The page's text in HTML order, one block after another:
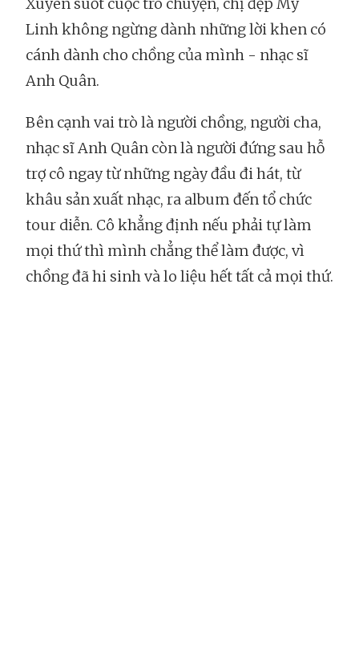
Linh không ngừng dành những lời khen có
cánh dành cho chồng của mình - nhạc sĩ
Anh Quân.
Bên cạnh vai trò là người chồng, người cha,
nhạc sĩ Anh Quân còn là người đứng sau hỗ
trợ cô ngay từ những ngày đầu đi hát, từ
khâu sản xuất nhạc, ra album đến tổ chức
tour diễn. Cô khẳng định nếu phải tự làm
mọi thứ thì mình chẳng thể làm được, vì
chồng đã hi sinh và lo liệu hết tất cả mọi thứ.